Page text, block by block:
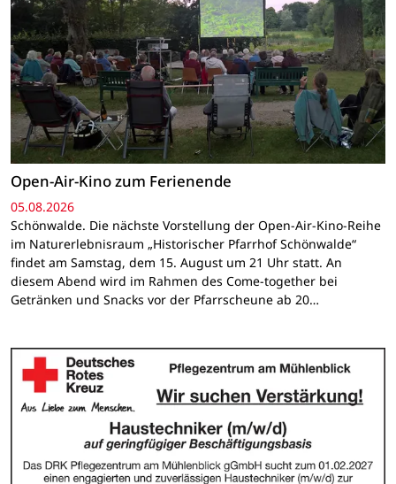
Open-Air-Kino zum Ferienende
05.08.2026
Schönwalde. Die nächste Vorstellung der Open-Air-Kino-Reihe
im Naturerlebnisraum „Historischer Pfarrhof Schönwalde“
findet am Samstag, dem 15. August um 21 Uhr statt. An
diesem Abend wird im Rahmen des Come-together bei
Getränken und Snacks vor der Pfarrscheune ab 20…